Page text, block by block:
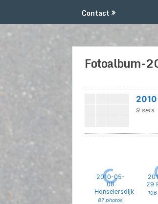
Contact
Fotoalbum-
9 sets
2010-05-
08
Honselersdijk
87 photos
29